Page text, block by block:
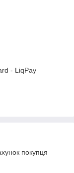
- LiqPay
покупця